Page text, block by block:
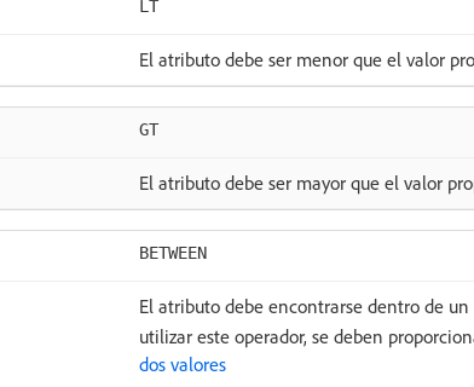
LT
El atributo debe ser menor que el valor
GT
El atributo debe ser mayor que el valor
BETWEEN
El atributo debe encontrarse dentro de
utilizar este operador, se deben
dos valores